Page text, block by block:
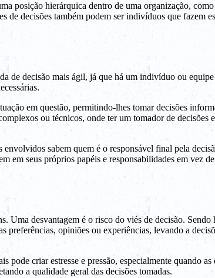
posição hierárquica dentro de uma organização,
decisões também podem ser indivíduos que fazem
de decisão mais ágil, já que há um indivíduo ou
em questão, permitindo-lhes tomar decisões
ou técnicos, onde ter um tomador de decisões
sabem quem é o responsável final pela
em seus próprios papéis e responsabilidades em vez
Uma desvantagem é o risco do viés de decisão. Sendo
preferências, opiniões ou experiências, levando a
criar estresse e pressão, especialmente quando as
a qualidade geral das decisões tomadas.